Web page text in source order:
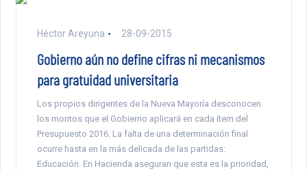
Héctor Areyuna 28-09-2015
Gobierno aún no define cifras ni mecanismos
para gratuidad universitaria
Los propios dirigentes de la Nueva Mayoría desconocen
los montos que el Gobierno aplicará en cada ítem del
Presupuesto 2016. La falta de una determinación final
ocurre hasta en la más delicada de las partidas:
Educación. En Hacienda aseguran que esta es la prioridad,